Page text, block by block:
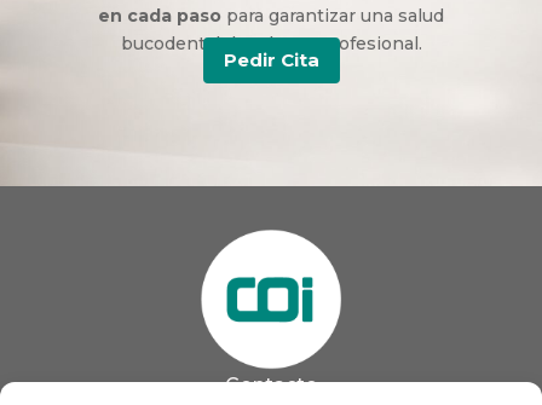
en cada paso para garantizar una salud
bucodental duradera y profesional.
Pedir Cita
Contacto